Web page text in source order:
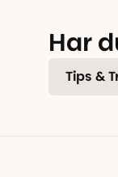
Har
Tips &